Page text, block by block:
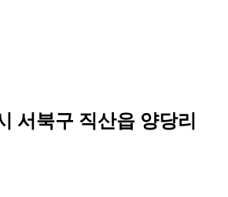
서북구 직산읍 양당리